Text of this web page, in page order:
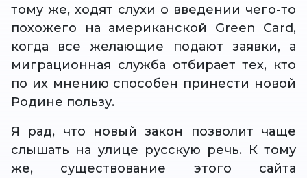
тому же, ходят слухи о введении чего-то
похожего на американской Green Card,
когда все желающие подают заявки, а
миграционная служба отбирает тех, кто
по их мнению способен принести новой
Родине пользу.
Я рад, что новый закон позволит чаще
слышать на улице русскую речь. К тому
же, существование этого сайта